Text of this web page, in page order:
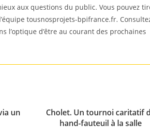
aux questions du public. Vous pouvez
tousnosprojets-bpifrance.fr.
l’optique d’être au courant des prochaines
un
Cholet. Un tournoi caritatif
hand-fauteuil à la salle